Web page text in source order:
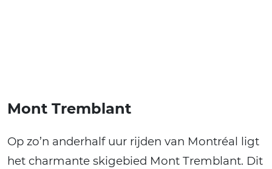
Mont Tremblant
Op zo’n anderhalf uur rijden van Montréal ligt
het charmante skigebied Mont Tremblant. Dit